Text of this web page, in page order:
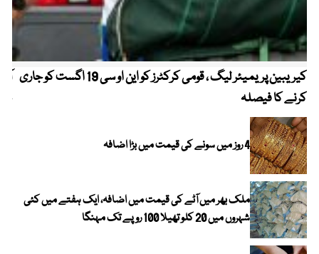
کیریبین پریمیئر لیگ ، قومی کرکٹرز کو این او سی 19 اگست کو جاری
کرنے کا فیصلہ
4 روز میں سونے کی قیمت میں بڑا اضافہ
ملک بھر میں آٹے کی قیمت میں اضافہ، ایک ہفتے میں کئی
شہروں میں 20 کلو تھیلا 100 روپے تک مہنگا